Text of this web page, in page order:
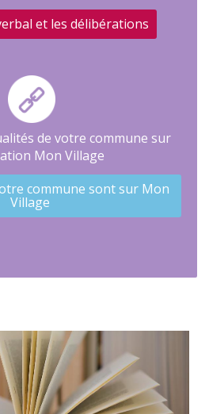
et les délibérations
de votre commune sur
Mon Village
commune sont sur Mon
Village